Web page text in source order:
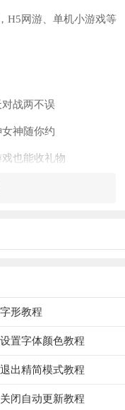
H5网游、单机小游戏等
对战两不误
女神随你约
戏也能收礼物
能有收益
戏5分钟，可获得现金
元起！
形教程
置字体颜色教程
出精简模式教程
闭自动更新教程